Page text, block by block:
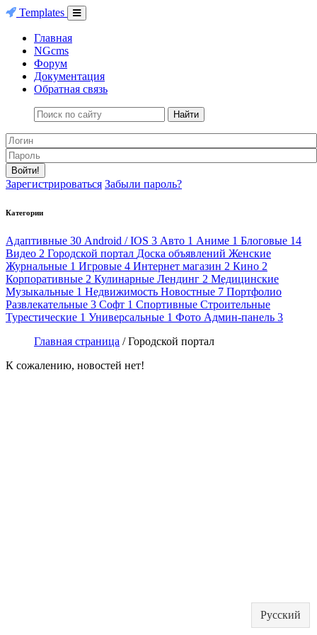
Templates
Главная
NGcms
Форум
Документация
Обратная связь
Найти
Войти!
Зарегистрироваться Забыли пароль?
Категории
Адаптивные 30 Android / IOS 3 Авто 1 Аниме 1 Блоговые 14
Видео 2 Городской портал Доска объявлений Женские
Журнальные 1 Игровые 4 Интернет магазин 2 Кино 2
Корпоративные 2 Кулинарные Лендинг 2 Медицинские
Музыкальные 1 Недвижимость Новостные 7 Портфолио
Развлекательные 3 Софт 1 Спортивные Строительные
Турестические 1 Универсальные 1 Фото Админ-панель 3
Русский
Главная страница / Городской портал
К сожалению, новостей нет!